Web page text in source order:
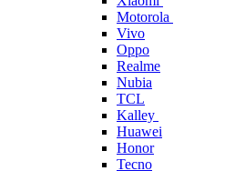
Motorola
Vivo
Oppo
Realme
Nubia
TCL
Kalley
Huawei
Honor
Tecno